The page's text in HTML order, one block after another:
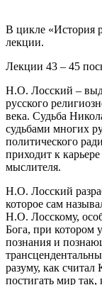
В цикле «История
лекции.
Лекции 43 – 45
Н.О. Лосский –
русского
века. Судьба
судьбами многих
политического
приходит к
мыслителя.
Н.О. Лосский
которое сам
Н.О. Лосскому,
Бога, при котором
познания и
разуму, как
постигать мир так,